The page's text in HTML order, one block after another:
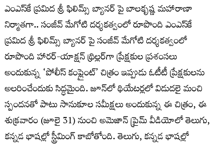
ఎంఎస్‌కే ప్రమిద శ్రీ ఫిలిమ్స్ బ్యానర్ పై బాలకృష్ణ మహారాణా
నిర్మాతగా.. సంజీవ్ మేగోటి దర్శకత్వంలో రూపొంది ఎంఎస్‌కే
ప్రమిద శ్రీ ఫిలిమ్స్ బ్యానర్ పై సంజీవ్ మేగోటి దర్శకత్వంలో
రూపొంది హారర్-యాక్షన్ థ్రిల్లర్‌గా ప్రేక్షకుల ప్రశంసలు
అందుకున్న ‘పోలీస్ కంప్లైంట్’ చిత్రం ఇప్పుడు ఓటీటీ ప్రేక్షకులను
అలరించేందుకు సిద్ధమైంది. జూన్‌లో థియేటర్లలో విడుదలై మంచి
స్పందనతో పాటు సానుకూల సమీక్షలు అందుకున్న ఈ చిత్రం, ఈ
శుక్ర‌వారం (జూలై 31) నుంచి అమెజాన్ ప్రైమ్ వీడియోలో తెలుగు,
కన్నడ భాషల్లో స్ట్రీమింగ్ కాబోతోంది. తెలుగు, కన్నడ భాష‌ల్లో